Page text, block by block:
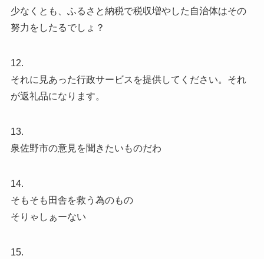
少なくとも、ふるさと納税で税収増やした自治体はその
努力をしたるでしょ？
12.
それに見あった行政サービスを提供してください。それ
が返礼品になります。
13.
泉佐野市の意見を聞きたいものだわ
14.
そもそも田舎を救う為のもの
そりゃしぁーない
15.